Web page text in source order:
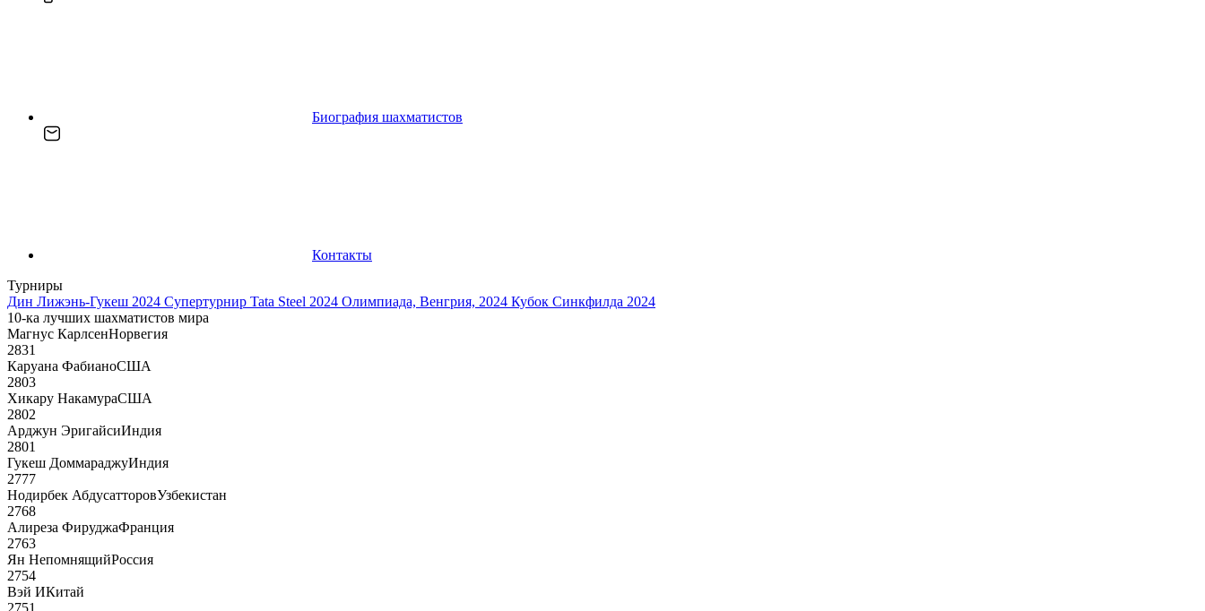
Биография шахматистов
Контакты
Турниры
Дин Лижэнь-Гукеш 2024 Супертурнир Tata Steel 2024 Олимпиада, Венгрия, 2024 Кубок Синкфилда 2024
10-ка лучших шахматистов мира
Магнус КарлсенНорвегия
2831
Каруана ФабианоСША
2803
Хикару НакамураСША
2802
Арджун ЭригайсиИндия
2801
Гукеш ДоммараджуИндия
2777
Нодирбек АбдусатторовУзбекистан
2768
Алиреза ФируджаФранция
2763
Ян НепомнящийРоссия
2754
Вэй ИКитай
2751